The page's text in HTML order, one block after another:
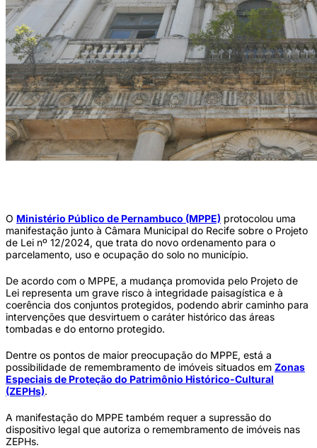
O Ministério Público de Pernambuco (MPPE) protocolou uma
manifestação junto à Câmara Municipal do Recife sobre o Projeto
de Lei nº 12/2024, que trata do novo ordenamento para o
parcelamento, uso e ocupação do solo no município.
De acordo com o MPPE, a mudança promovida pelo Projeto de
Lei representa um grave risco à integridade paisagística e à
coerência dos conjuntos protegidos, podendo abrir caminho para
intervenções que desvirtuem o caráter histórico das áreas
tombadas e do entorno protegido.
Dentre os pontos de maior preocupação do MPPE, está a
possibilidade de remembramento de imóveis situados em Zonas
Especiais de Proteção do Patrimônio Histórico-Cultural
(ZEPHs).
A manifestação do MPPE também requer a supressão do
dispositivo legal que autoriza o remembramento de imóveis nas
ZEPHs.